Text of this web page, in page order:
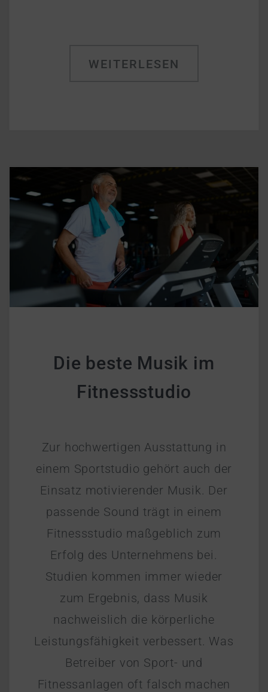
WEITERLESEN
Die beste Musik im
Fitnessstudio
Zur hochwertigen Ausstattung in
einem Sportstudio gehört auch der
Einsatz motivierender Musik. Der
passende Sound trägt in einem
Fitnessstudio maßgeblich zum
Erfolg des Unternehmens bei.
Studien kommen immer wieder
zum Ergebnis, dass Musik
nachweislich die körperliche
Leistungsfähigkeit verbessert. Was
Betreiber von Sport- und
Fitnessanlagen oft falsch machen